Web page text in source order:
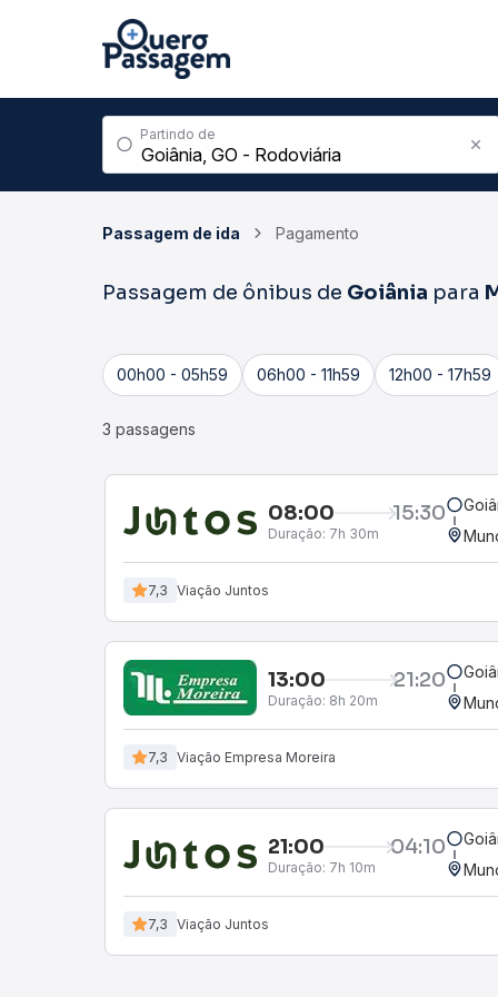
Partindo de
Passagem de ida Pagamento
Passagem de ônibus de Goiânia para
00h00 - 05h59 06h00 - 11h59 12h00 - 17h59
3 passagens
08:00 15:30
Duração: 7h 30m
7,3 Viação Juntos
13:00 21:20
Duração: 8h 20m
7,3 Viação Empresa Moreira
21:00 04:10
Duração: 7h 10m
7,3 Viação Juntos